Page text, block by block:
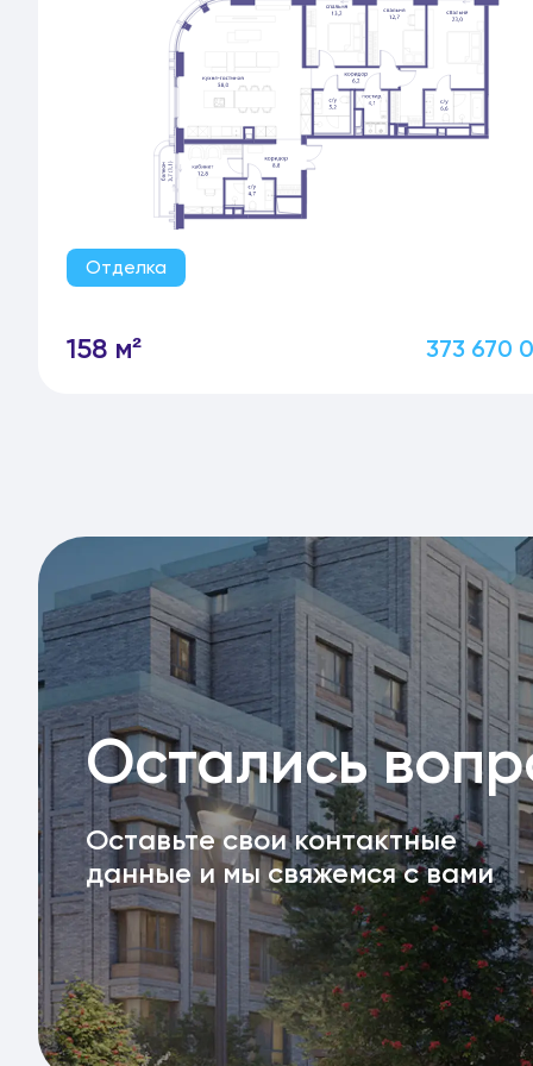
Отделка
158 м² 373 670
Остались
Оставьте свои контактные
данные и мы свяжемся с вами